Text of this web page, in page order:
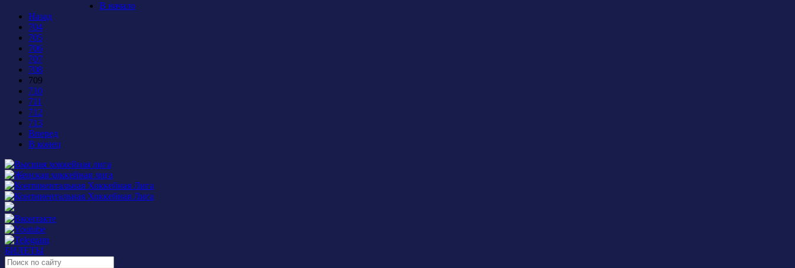
В начало
Назад
704
705
706
707
708
709
710
711
712
713
Вперед
В конец
БИЛЕТЫ